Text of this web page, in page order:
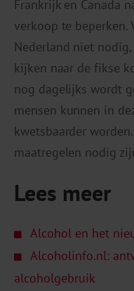
Frankrijk en Canada
verkoop te
Nederland niet
kijken naar de fikse
nog dagelijks wordt
mensen kunnen in
kwetsbaarder
maatregelen nodig
Lees meer
Alcohol en het
Alcoholinfo.nl:
alcoholgebruik